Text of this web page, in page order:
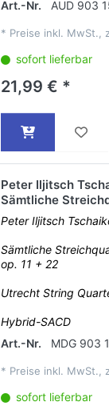
Art.-Nr.
AUD 903
* Preise inkl. MwSt.,
sofort lieferbar
21,99 € *
Peter Iljitsch
Sämtliche
Peter Iljitsch
Sämtliche
op. 11 + 22
Utrecht String
Hybrid-SACD
Art.-Nr.
MDG 903
* Preise inkl. MwSt.,
sofort lieferbar